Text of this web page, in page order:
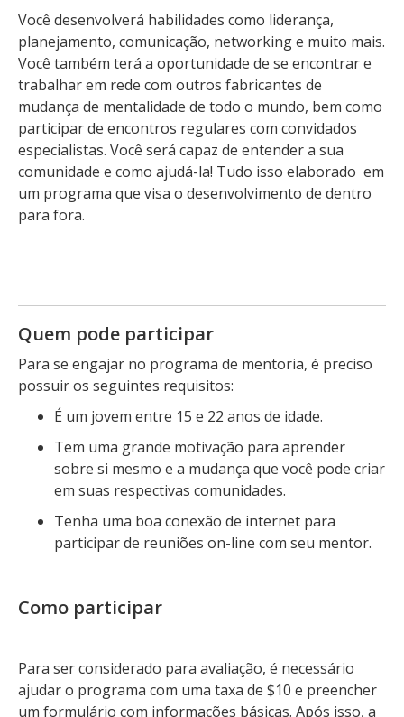
Você desenvolverá habilidades como liderança,
planejamento, comunicação, networking e muito mais.
Você também terá a oportunidade de se encontrar e
trabalhar em rede com outros fabricantes de
mudança de mentalidade de todo o mundo, bem como
participar de encontros regulares com convidados
especialistas. Você será capaz de entender a sua
comunidade e como ajudá-la! Tudo isso elaborado em
um programa que visa o desenvolvimento de dentro
para fora.
Quem pode participar
Para se engajar no programa de mentoria, é preciso
possuir os seguintes requisitos:
É um jovem entre 15 e 22 anos de idade.
Tem uma grande motivação para aprender
sobre si mesmo e a mudança que você pode criar
em suas respectivas comunidades.
Tenha uma boa conexão de internet para
participar de reuniões on-line com seu mentor.
Como participar
Para ser considerado para avaliação, é necessário
ajudar o programa com uma taxa de $10 e preencher
um formulário com informações básicas. Após isso, a